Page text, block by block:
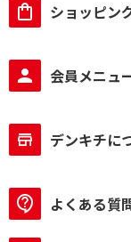
ショッピン
会員メニュ
デンキチに
よくある質